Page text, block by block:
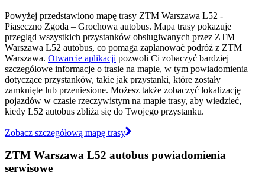
Powyżej przedstawiono mapę trasy ZTM Warszawa L52 -
Piaseczno Zgoda – Grochowa autobus. Mapa trasy pokazuje
przegląd wszystkich przystanków obsługiwanych przez ZTM
Warszawa L52 autobus, co pomaga zaplanować podróż z ZTM
Warszawa. Otwarcie aplikacji pozwoli Ci zobaczyć bardziej
szczegółowe informacje o trasie na mapie, w tym powiadomienia
dotyczące przystanków, takie jak przystanki, które zostały
zamknięte lub przeniesione. Możesz także zobaczyć lokalizację
pojazdów w czasie rzeczywistym na mapie trasy, aby wiedzieć,
kiedy L52 autobus zbliża się do Twojego przystanku.
Zobacz szczegółową mapę trasy
ZTM Warszawa L52 autobus powiadomienia
serwisowe